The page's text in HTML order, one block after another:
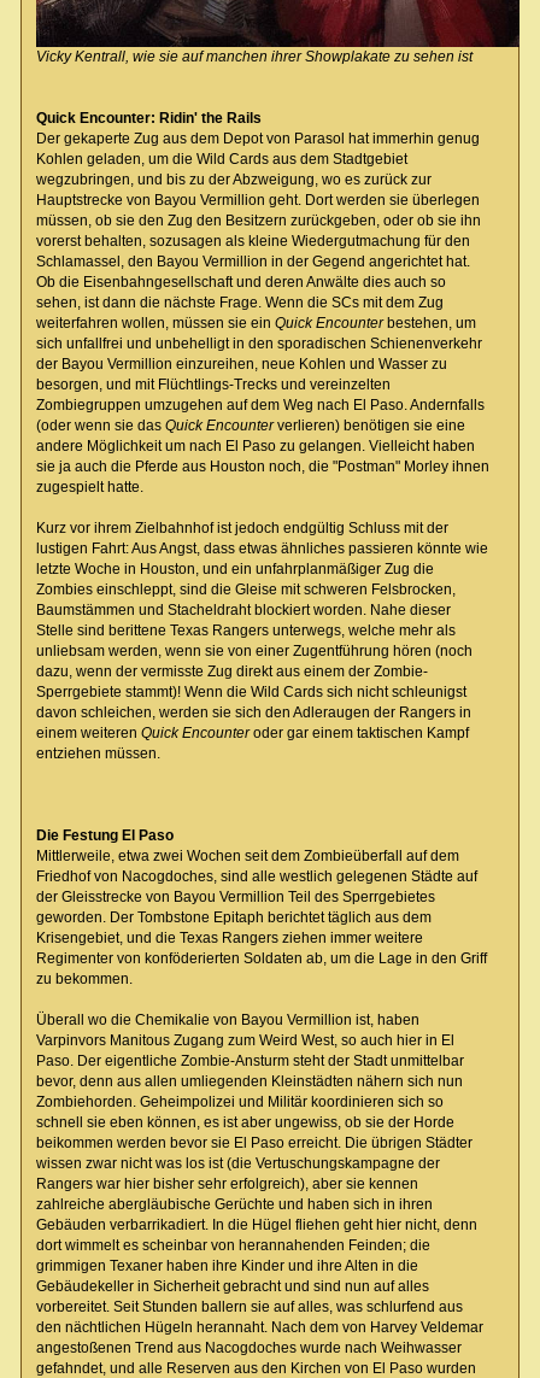
Vicky Kentrall, wie sie auf manchen ihrer Showplakate zu sehen ist
Quick Encounter: Ridin' the Rails
Der gekaperte Zug aus dem Depot von Parasol hat immerhin genug
Kohlen geladen, um die Wild Cards aus dem Stadtgebiet
wegzubringen, und bis zu der Abzweigung, wo es zurück zur
Hauptstrecke von Bayou Vermillion geht. Dort werden sie überlegen
müssen, ob sie den Zug den Besitzern zurückgeben, oder ob sie ihn
vorerst behalten, sozusagen als kleine Wiedergutmachung für den
Schlamassel, den Bayou Vermillion in der Gegend angerichtet hat.
Ob die Eisenbahngesellschaft und deren Anwälte dies auch so
sehen, ist dann die nächste Frage. Wenn die SCs mit dem Zug
weiterfahren wollen, müssen sie ein Quick Encounterbestehen, um
sich unfallfrei und unbehelligt in den sporadischen Schienenverkehr
der Bayou Vermillion einzureihen, neue Kohlen und Wasser zu
besorgen, und mit Flüchtlings-Trecks und vereinzelten
Zombiegruppen umzugehen auf dem Weg nach El Paso. Andernfalls
(oder wenn sie das Quick Encounterverlieren) benötigen sie eine
andere Möglichkeit um nach El Paso zu gelangen. Vielleicht haben
sie ja auch die Pferde aus Houston noch, die "Postman" Morley ihnen
zugespielt hatte.
Kurz vor ihrem Zielbahnhof ist jedoch endgültig Schluss mit der
lustigen Fahrt: Aus Angst, dass etwas ähnliches passieren könnte wie
letzte Woche in Houston, und ein unfahrplanmäßiger Zug die
Zombies einschleppt, sind die Gleise mit schweren Felsbrocken,
Baumstämmen und Stacheldraht blockiert worden. Nahe dieser
Stelle sind berittene Texas Rangers unterwegs, welche mehr als
unliebsam werden, wenn sie von einer Zugentführung hören (noch
dazu, wenn der vermisste Zug direkt aus einem der Zombie-
Sperrgebiete stammt)! Wenn die Wild Cards sich nicht schleunigst
davon schleichen, werden sie sich den Adleraugen der Rangers in
einem weiteren Quick Encounteroder gar einem taktischen Kampf
entziehen müssen.
Die Festung El Paso
Mittlerweile, etwa zwei Wochen seit dem Zombieüberfall auf dem
Friedhof von Nacogdoches, sind alle westlich gelegenen Städte auf
der Gleisstrecke von Bayou Vermillion Teil des Sperrgebietes
geworden. Der Tombstone Epitaph berichtet täglich aus dem
Krisengebiet, und die Texas Rangers ziehen immer weitere
Regimenter von konföderierten Soldaten ab, um die Lage in den Griff
zu bekommen.
Überall wo die Chemikalie von Bayou Vermillion ist, haben
Varpinvors Manitous Zugang zum Weird West, so auch hier in El
Paso. Der eigentliche Zombie-Ansturm steht der Stadt unmittelbar
bevor, denn aus allen umliegenden Kleinstädten nähern sich nun
Zombiehorden. Geheimpolizei und Militär koordinieren sich so
schnell sie eben können, es ist aber ungewiss, ob sie der Horde
beikommen werden bevor sie El Paso erreicht. Die übrigen Städter
wissen zwar nicht was los ist (die Vertuschungskampagne der
Rangers war hier bisher sehr erfolgreich), aber sie kennen
zahlreiche abergläubische Gerüchte und haben sich in ihren
Gebäuden verbarrikadiert. In die Hügel fliehen geht hier nicht, denn
dort wimmelt es scheinbar von herannahenden Feinden; die
grimmigen Texaner haben ihre Kinder und ihre Alten in die
Gebäudekeller in Sicherheit gebracht und sind nun auf alles
vorbereitet. Seit Stunden ballern sie auf alles, was schlurfend aus
den nächtlichen Hügeln herannaht. Nach dem von Harvey Veldemar
angestoßenen Trend aus Nacogdoches wurde nach Weihwasser
gefahndet, und alle Reserven aus den Kirchen von El Paso wurden